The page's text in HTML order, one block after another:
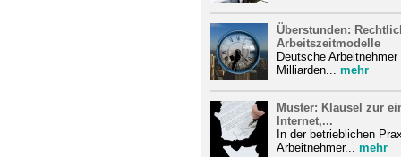
Überstunden:
Arbeitszeitmodelle
Deutsche
Milliarden... mehr
Muster: Klausel zur
Internet,...
In der betrieblichen
Arbeitnehmer... mehr